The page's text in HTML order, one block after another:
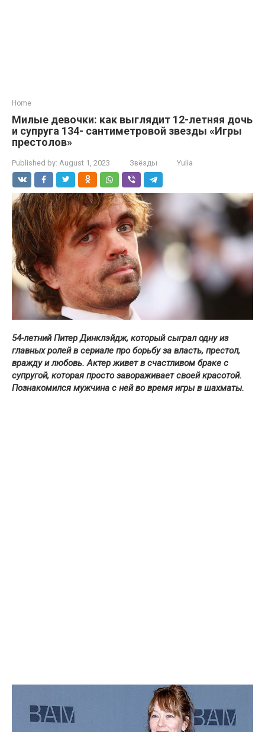
Home
Милые девочки: как выглядит 12-летняя дочь
и супруга 134- сантиметровой звезды «Игры
престолов»
Published by: August 1, 2023 Звёзды Yulia
54-летний Питер Динклэйдж, который сыграл одну из
главных ролей в сериале про борьбу за власть, престол,
вражду и любовь. Актер живет в счастливом браке с
супругой, которая просто завораживает своей красотой.
Познакомился мужчина с ней во время игры в шахматы.